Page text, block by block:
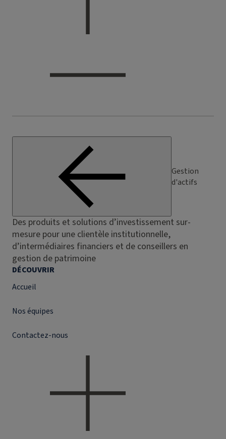
Gestion
d'actifs
Des produits et solutions d’investissement sur-
mesure pour une clientèle institutionnelle,
d’intermédiaires financiers et de conseillers en
gestion de patrimoine
DÉCOUVRIR
Accueil
Nos équipes
Contactez-nous